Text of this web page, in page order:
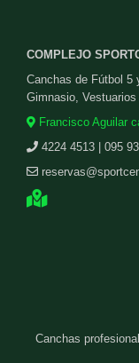
COMPLEJO
Canchas de Fútbol 5
Gimnasio,
Francisco Aguilar
4224 4513 | 095
Canchas